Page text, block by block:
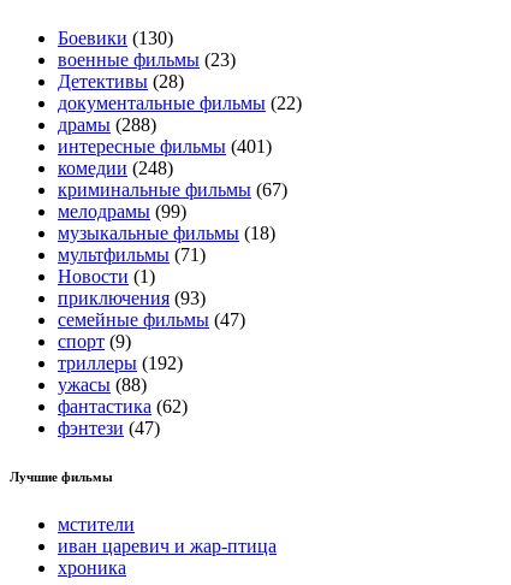
Боевики (130)
военные фильмы (23)
Детективы (28)
документальные фильмы (22)
драмы (288)
интересные фильмы (401)
комедии (248)
криминальные фильмы (67)
мелодрамы (99)
музыкальные фильмы (18)
мультфильмы (71)
Новости (1)
приключения (93)
семейные фильмы (47)
спорт (9)
триллеры (192)
ужасы (88)
фантастика (62)
фэнтези (47)
Лучшие фильмы
мстители
иван царевич и жар-птица
хроника